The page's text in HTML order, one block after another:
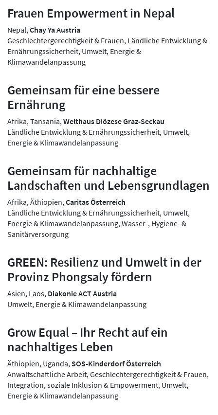
Frauen Empowerment in Nepal
Nepal, Chay Ya Austria
Geschlechtergerechtigkeit & Frauen, Ländliche Entwicklung &
Ernährungssicherheit, Umwelt, Energie &
Klimawandelanpassung
Gemeinsam für eine bessere
Ernährung
Afrika, Tansania, Welthaus Diözese Graz-Seckau
Ländliche Entwicklung & Ernährungssicherheit, Umwelt,
Energie & Klimawandelanpassung
Gemeinsam für nachhaltige
Landschaften und Lebensgrundlagen
Afrika, Äthiopien, Caritas Österreich
Ländliche Entwicklung & Ernährungssicherheit, Umwelt,
Energie & Klimawandelanpassung, Wasser-, Hygiene- &
Sanitärversorgung
GREEN: Resilienz und Umwelt in der
Provinz Phongsaly fördern
Asien, Laos, Diakonie ACT Austria
Umwelt, Energie & Klimawandelanpassung
Grow Equal – Ihr Recht auf ein
nachhaltiges Leben
Äthiopien, Uganda, SOS-Kinderdorf Österreich
Anwaltschaftliche Arbeit, Geschlechtergerechtigkeit & Frauen,
Integration, soziale Inklusion & Empowerment, Umwelt,
Energie & Klimawandelanpassung